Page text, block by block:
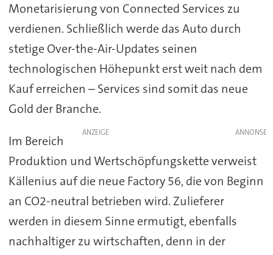
Monetarisierung von Connected Services zu
verdienen. Schließlich werde das Auto durch
stetige Over-the-Air-Updates seinen
technologischen Höhepunkt erst weit nach dem
Kauf erreichen – Services sind somit das neue
Gold der Branche.
ANZEIGE
Im Bereich
Produktion und Wertschöpfungskette verweist
Källenius auf die neue Factory 56, die von Beginn
an CO2-neutral betrieben wird. Zulieferer
werden in diesem Sinne ermutigt, ebenfalls
nachhaltiger zu wirtschaften, denn in der